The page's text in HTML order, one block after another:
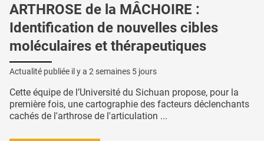
ARTHROSE de la MÂCHOIRE :
Identification de nouvelles cibles
moléculaires et thérapeutiques
Actualité publiée il y a 2 semaines 5 jours
Cette équipe de l’Université du Sichuan propose, pour la
première fois, une cartographie des facteurs déclenchants
cachés de l'arthrose de l'articulation ...